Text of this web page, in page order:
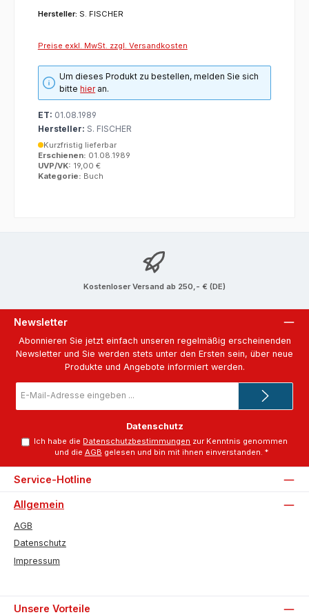
Hersteller: S. FISCHER
Preise exkl. MwSt. zzgl. Versandkosten
Um dieses Produkt zu bestellen, melden Sie sich
bittehieran.
ET: 01.08.1989
Hersteller: S. FISCHER
Kurzfristig lieferbar
Erschienen: 01.08.1989
UVP/VK: 19,00 €
Kategorie: Buch
Kostenloser Versand ab 250,- € (DE)
Newsletter
Abonnieren Sie jetzt einfach unseren regelmäßig erscheinenden
Newsletter und Sie werden stets unter den Ersten sein, über neue
Produkte und Angebote informiert werden.
Mail-
Datenschutz
Ich habe die Datenschutzbestimmungen zur Kenntnis genommen
und die AGB gelesen und bin mit ihnen einverstanden. *
Service-Hotline
Allgemein
AGB
Datenschutz
Impressum
Unsere Vorteile